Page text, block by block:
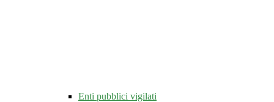
Enti pubblici vigilati